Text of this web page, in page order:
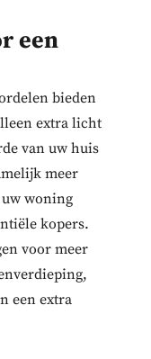
een
bieden
extra licht
van uw huis
meer
woning
kopers.
voor meer
een extra